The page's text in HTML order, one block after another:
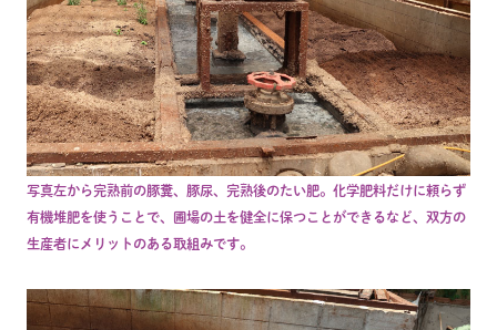
写真左から完熟前の豚糞、豚尿、完熟後のたい肥。化学肥料だけに頼らず
有機堆肥を使うことで、圃場の土を健全に保つことができるなど、双方の
生産者にメリットのある取組みです。